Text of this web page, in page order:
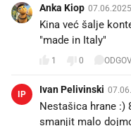
Anka Kiop
Kina već šalje
"made in Italy"
1 0
IP Ivan Pelivinski
Nestašica hrane :)
smanjit malo